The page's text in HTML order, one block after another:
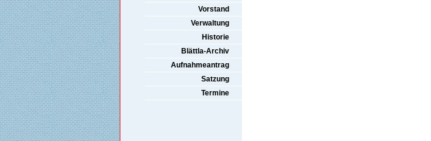
Vorstand
Verwaltung
Historie
Blättla-Archiv
Aufnahmeantrag
Satzung
Termine